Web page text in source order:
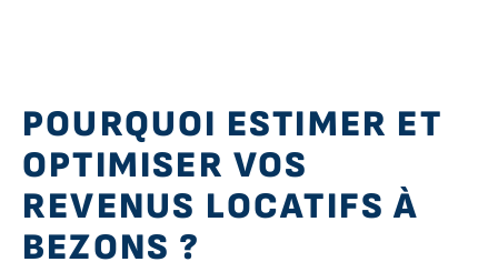
POURQUOI ESTIMER ET
OPTIMISER VOS
REVENUS LOCATIFS À
BEZONS ?